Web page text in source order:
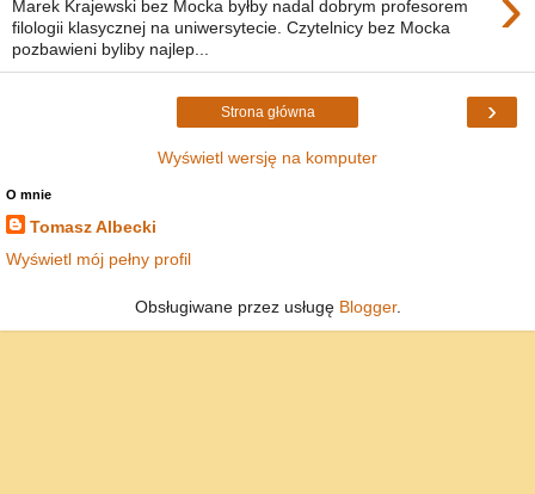
Marek Krajewski bez Mocka byłby nadal dobrym profesorem
filologii klasycznej na uniwersytecie. Czytelnicy bez Mocka
pozbawieni byliby najlep...
›
Strona główna
Wyświetl wersję na komputer
O mnie
Tomasz Albecki
Wyświetl mój pełny profil
Obsługiwane przez usługę Blogger.